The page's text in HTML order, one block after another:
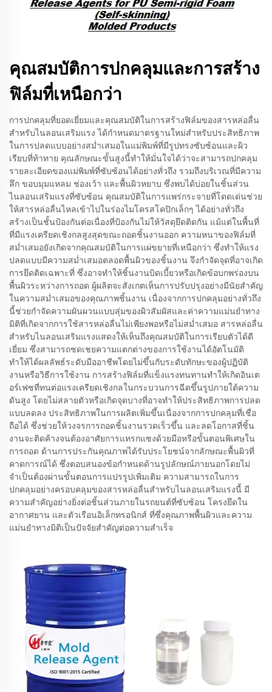
คุณสมบัติการปกคลุมและการสร้าง
ฟิล์มที่เหนือกว่า
การปกคลุมที่ยอดเยี่ยมและคุณสมบัติในการสร้างฟิล์มของสารหล่อลื่น
สำหรับไนลอนเสริมแรง ได้กำหนดมาตรฐานใหม่สำหรับประสิทธิภาพ
ในการปลดแบบอย่างสม่ำเสมอในแม่พิมพ์ที่มีรูปทรงซับซ้อนและผิว
เรียบที่ท้าทาย คุณลักษณะขั้นสูงนี้ทำให้มั่นใจได้ว่าจะสามารถปกคลุม
รายละเอียดของแม่พิมพ์ที่ซับซ้อนได้อย่างทั่วถึง รวมถึงบริเวณที่มีความ
ลึก ขอบมุมแหลม ช่องเว้า และพื้นผิวหยาบ ซึ่งพบได้บ่อยในชิ้นส่วน
ไนลอนเสริมแรงที่ซับซ้อน คุณสมบัติในการแพร่กระจายที่โดดเด่นช่วย
ให้สารหล่อลื่นไหลเข้าไปในร่องไมโครสโคปิกเล็กๆ ได้อย่างทั่วถึง
สร้างเป็นชั้นป้องกันต่อเนื่องที่ป้องกันไม่ให้วัสดุยึดติดกัน แม้แต่ในพื้นที่
ที่มีแรงเครียดเชิงกลสูงสุดขณะถอดชิ้นงานออก ความหนาของฟิล์มที่
สม่ำเสมอยังเกิดจากคุณสมบัติในการแผ่ขยายที่เหนือกว่า ซึ่งทำให้แรง
ปลดแบบมีความสม่ำเสมอตลอดพื้นผิวของชิ้นงาน จึงกำจัดจุดที่อาจเกิด
การยึดติดเฉพาะที่ ซึ่งอาจทำให้ชิ้นงานบิดเบี้ยวหรือเกิดข้อบกพร่องบน
พื้นผิวระหว่างการถอด ผู้ผลิตจะสังเกตเห็นการปรับปรุงอย่างมีนัยสำคัญ
ในความสม่ำเสมอของคุณภาพชิ้นงาน เนื่องจากการปกคลุมอย่างทั่วถึง
นี้ช่วยกำจัดความผันผวนแบบสุ่มของผิวสัมผัสและค่าความแม่นยำทาง
มิติที่เกิดจากการใช้สารหล่อลื่นไม่เพียงพอหรือไม่สม่ำเสมอ สารหล่อลื่น
สำหรับไนลอนเสริมแรงแสดงให้เห็นถึงคุณสมบัติในการเรียบตัวได้ดี
เยี่ยม ซึ่งสามารถชดเชยความแตกต่างของการใช้งานได้อัตโนมัติ
ทำให้ได้ผลลัพธ์ระดับมืออาชีพโดยไม่ขึ้นกับระดับทักษะของผู้ปฏิบัติ
งานหรือวิธีการใช้งาน การสร้างฟิล์มที่แข็งแรงทนทานทำให้เกิดอินเต
อร์เฟซที่ทนต่อแรงเครียดเชิงกลในกระบวนการฉีดขึ้นรูปภายใต้ความ
ดันสูง โดยไม่สลายตัวหรือเกิดจุดบางที่อาจทำให้ประสิทธิภาพการปลด
แบบลดลง ประสิทธิภาพในการผลิตเพิ่มขึ้นเนื่องจากการปกคลุมที่เชื่อ
ถือได้ ซึ่งช่วยให้วงจรการถอดชิ้นงานรวดเร็วขึ้น และลดโอกาสที่ชิ้น
งานจะติดค้างจนต้องอาศัยการแทรกแซงด้วยมือหรือขั้นตอนพิเศษใน
การถอด ด้านการประกันคุณภาพได้รับประโยชน์จากลักษณะพื้นผิวที่
คาดการณ์ได้ ซึ่งตอบสนองข้อกำหนดด้านรูปลักษณ์ภายนอกโดยไม่
จำเป็นต้องผ่านขั้นตอนการแปรรูปเพิ่มเติม ความสามารถในการ
ปกคลุมอย่างครอบคลุมของสารหล่อลื่นสำหรับไนลอนเสริมแรงนี้ มี
ความสำคัญอย่างยิ่งต่อชิ้นส่วนภายในรถยนต์ที่ซับซ้อน โครงยึดใน
อากาศยาน และตัวเรือนอิเล็กทรอนิกส์ ที่ซึ่งคุณภาพพื้นผิวและความ
แม่นยำทางมิติเป็นปัจจัยสำคัญต่อความสำเร็จ